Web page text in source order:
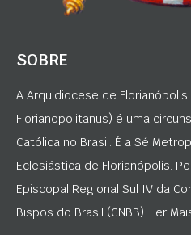
SOBRE
A Arquidiocese de
Florianopolitanus) é uma
Católica no Brasil. É a Sé
Eclesiástica de Florianópolis.
Episcopal Regional Sul IV da
Bispos do Brasil (CNBB). Ler